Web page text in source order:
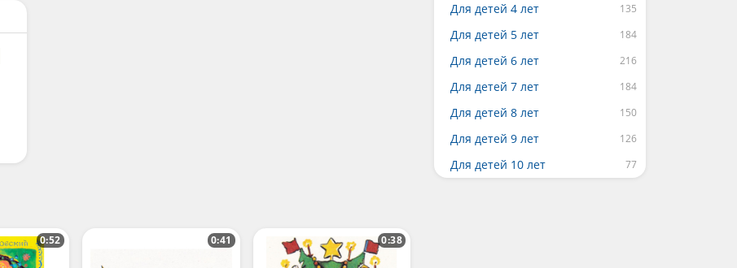
0:52 0:41 0:38
Для детей 4 лет
Для детей 5 лет
Для детей 6 лет
Для детей 7 лет
Для детей 8 лет
Для детей 9 лет
Для детей 10 лет